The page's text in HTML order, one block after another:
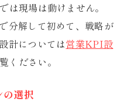
は現場は動けません。
分解して初めて、戦略が
計については営業KPI設
ください。
選択